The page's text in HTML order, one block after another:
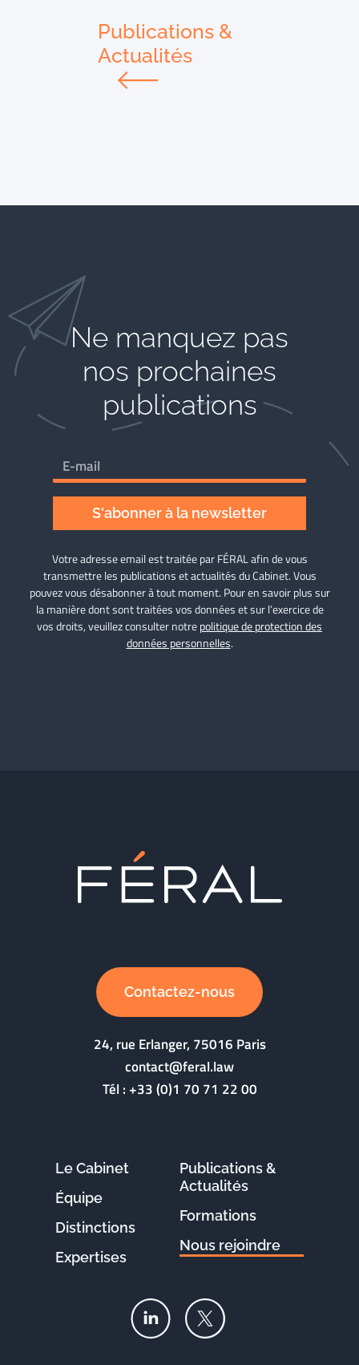
Publications &
Actualités
Ne manquez pas
nos prochaines
publications
S'abonner à la newsletter
Votre adresse email est traitée par FÉRAL afin de vous
transmettre les publications et actualités du Cabinet. Vous
pouvez vous désabonner à tout moment. Pour en savoir plus sur
la manière dont sont traitées vos données et sur l’exercice de
vos droits, veuillez consulter notrepolitique de protection des
données personnelles.
Contactez-nous
24, rue Erlanger, 75016 Paris
contact@feral.law
Tél :+33 (0)1 70 71 22 00
Le Cabinet
Équipe
Distinctions
Expertises
Publications &
Actualités
Formations
Nous rejoindre